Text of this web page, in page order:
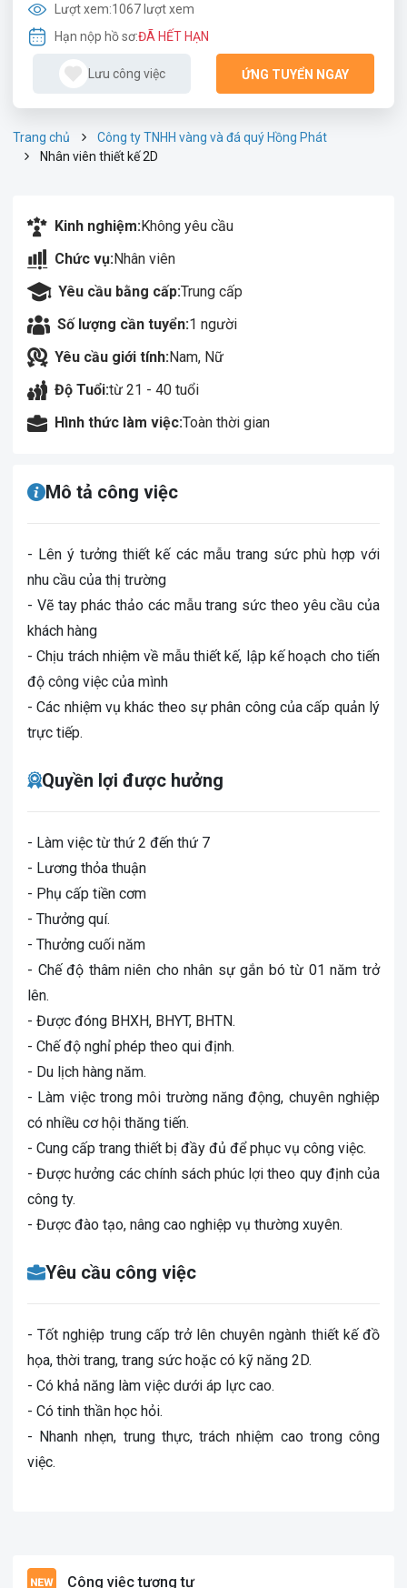
Lượt xem:1067 lượt xem
Hạn nộp hồ sơ:ĐÃ HẾT HẠN
Lưu công việc ỨNG TUYỂN NGAY
Trang chủ
Công ty TNHH vàng và đá quý Hồng Phát
Nhân viên thiết kế 2D
Kinh nghiệm:Không yêu cầu
Chức vụ:Nhân viên
Yêu cầu bằng cấp:Trung cấp
Số lượng cần tuyển:1 người
Yêu cầu giới tính:Nam, Nữ
Độ Tuổi:từ 21 - 40 tuổi
Hình thức làm việc:Toàn thời gian
Mô tả công việc
- Lên ý tưởng thiết kế các mẫu trang sức phù hợp với
nhu cầu của thị trường
- Vẽ tay phác thảo các mẫu trang sức theo yêu cầu của
khách hàng
- Chịu trách nhiệm về mẫu thiết kế, lập kế hoạch cho tiến
độ công việc của mình
- Các nhiệm vụ khác theo sự phân công của cấp quản lý
trực tiếp.
Quyền lợi được hưởng
- Làm việc từ thứ 2 đến thứ 7
- Lương thỏa thuận
- Phụ cấp tiền cơm
- Thưởng quí.
- Thưởng cuối năm
- Chế độ thâm niên cho nhân sự gắn bó từ 01 năm trở
lên.
- Được đóng BHXH, BHYT, BHTN.
- Chế độ nghỉ phép theo qui định.
- Du lịch hàng năm.
- Làm việc trong môi trường năng động, chuyên nghiệp
có nhiều cơ hội thăng tiến.
- Cung cấp trang thiết bị đầy đủ để phục vụ công việc.
- Được hưởng các chính sách phúc lợi theo quy định của
công ty.
- Được đào tạo, nâng cao nghiệp vụ thường xuyên.
Yêu cầu công việc
- Tốt nghiệp trung cấp trở lên chuyên ngành thiết kế đồ
họa, thời trang, trang sức hoặc có kỹ năng 2D.
- Có khả năng làm việc dưới áp lực cao.
- Có tinh thần học hỏi.
- Nhanh nhẹn, trung thực, trách nhiệm cao trong công
việc.
Công việc tương tự